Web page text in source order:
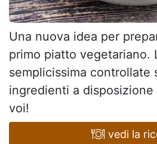
Una nuova idea per
primo piatto vegetariano.
semplicissima controllate
ingredienti a
voi!
vedi la